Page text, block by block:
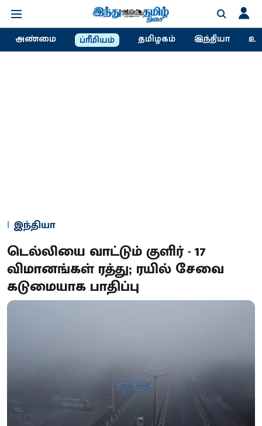
அண்மை ப்ரீமியம் தமிழகம் இந்தியா
இந்தியா
டெல்லியை வாட்டும் குளிர் - 17
விமானங்கள் ரத்து; ரயில் சேவை
கடுமையாக பாதிப்பு